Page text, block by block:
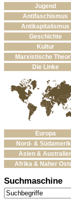
Jugend
Antifaschismus
Antikapitalismus
Geschichte
Kultur
Marxistische
Die Linke
Europa
Nord- &
Asien &
Afrika & Naher
Suchmaschine